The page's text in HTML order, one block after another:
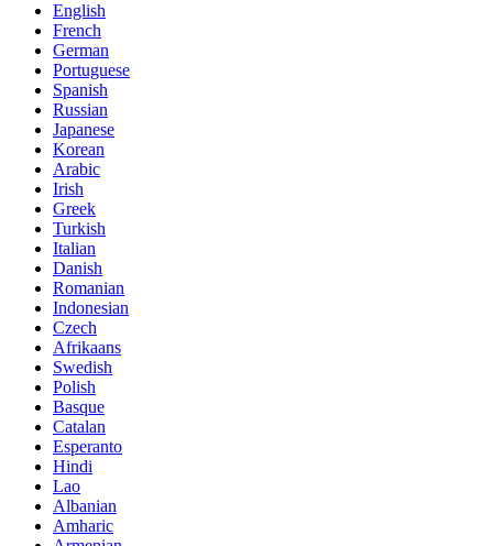
English
French
German
Portuguese
Spanish
Russian
Japanese
Korean
Arabic
Irish
Greek
Turkish
Italian
Danish
Romanian
Indonesian
Czech
Afrikaans
Swedish
Polish
Basque
Catalan
Esperanto
Hindi
Lao
Albanian
Amharic